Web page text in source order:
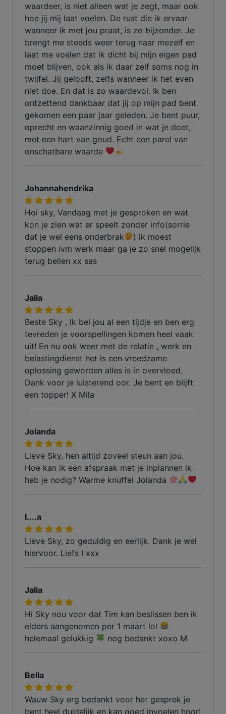
waardeer, is niet alleen wat je zegt, maar ook
hoe jij mij laat voelen. De rust die ik ervaar
wanneer ik met jou praat, is zo bijzonder. Je
brengt me steeds weer terug naar mezelf en
laat me voelen dat ik dicht bij mijn eigen pad
moet blijven, ook als ik daar zelf soms nog in
twijfel. Jij gelooft, zelfs wanneer ik het even
niet doe. En dat is zo waardevol. Ik ben
ontzettend dankbaar dat jij op mijn pad bent
gekomen een paar jaar geleden. Je bent puur,
oprecht en waanzinnig goed in wat je doet,
met een hart van goud. Echt een parel van
onschatbare waarde
Johannahendrika
Hoi sky, Vandaag met je gesproken en wat
kon je zien wat er speelt zonder info(sorrie
dat je wel eens onderbrak
) ik moest
stoppen ivm werk maar ga je zo snel mogelijk
terug bellen xx sas
Jalia
Beste Sky , Ik bel jou al een tijdje en ben erg
tevreden je voorspellingen komen heel vaak
uit! En nu ook weer met de relatie , werk en
belastingdienst het is een vreedzame
oplossing geworden alles is in overvloed.
Dank voor je luisterend oor. Je bent en blijft
een topper! X Mila
Jolanda
Lieve Sky, hen altijd zoveel steun aan jou.
Hoe kan ik een afspraak met je inplannen ik
heb je nodig? Warme knuffel Jolanda
I....a
Lieve Sky, zo geduldig en eerlijk. Dank je wel
hiervoor. Liefs I xxx
Jalia
Hi Sky nou voor dat Tim kan beslissen ben ik
elders aangenomen per 1 maart lol
helemaal gelukkig
nog bedankt xoxo M
Bella
Wauw Sky erg bedankt voor het gesprek je
bent heel duidelijk en kan goed invoelen hoor!